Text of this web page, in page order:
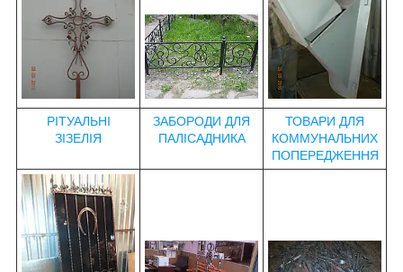
РІТУАЛЬНІ
ЗІЗЕЛІЯ
ЗАБОРОДИ ДЛЯ
ПАЛІСАДНИКА
ТОВАРИ ДЛЯ
КОММУНАЛЬНИХ
ПОПЕРЕДЖЕННЯ